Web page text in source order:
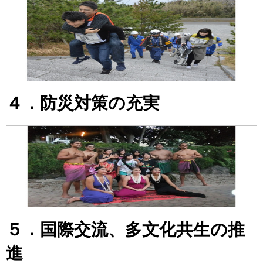
４．防災対策の充実
５．国際交流、多文化共生の推
進